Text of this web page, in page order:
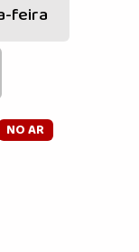
feira
NO AR